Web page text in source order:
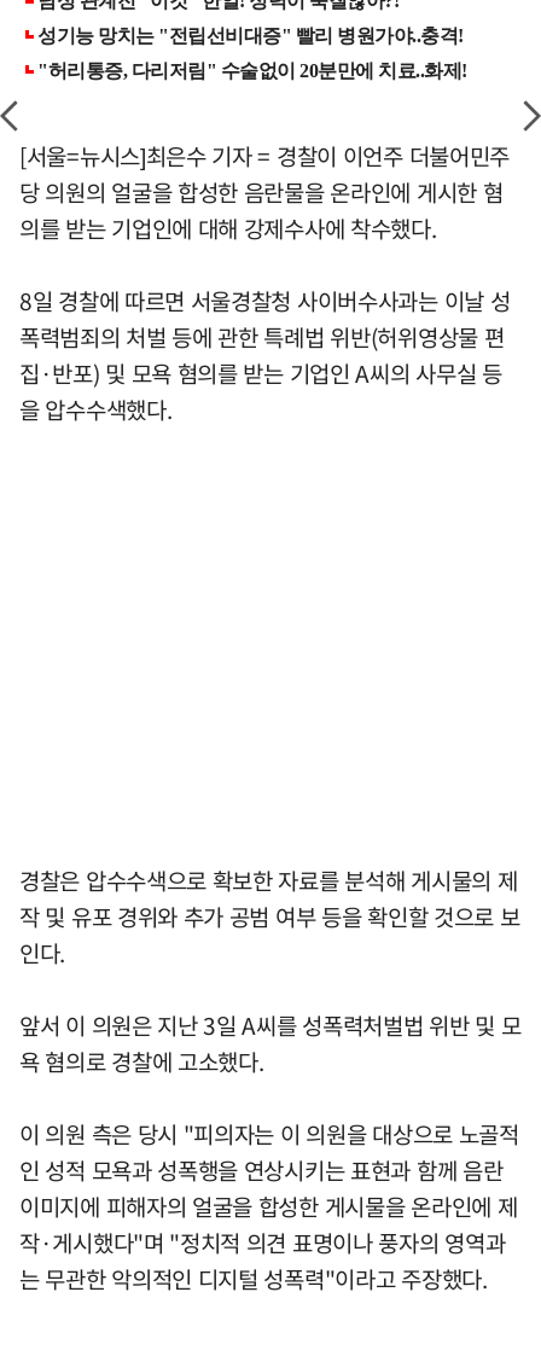
[서울=뉴시스]최은수 기자 = 경찰이 이언주 더불어민주
당 의원의 얼굴을 합성한 음란물을 온라인에 게시한 혐
의를 받는 기업인에 대해 강제수사에 착수했다.
8일 경찰에 따르면 서울경찰청 사이버수사과는 이날 성
폭력범죄의 처벌 등에 관한 특례법 위반(허위영상물 편
집·반포) 및 모욕 혐의를 받는 기업인 A씨의 사무실 등
을 압수수색했다.
경찰은 압수수색으로 확보한 자료를 분석해 게시물의 제
작 및 유포 경위와 추가 공범 여부 등을 확인할 것으로 보
인다.
앞서 이 의원은 지난 3일 A씨를 성폭력처벌법 위반 및 모
욕 혐의로 경찰에 고소했다.
이 의원 측은 당시 "피의자는 이 의원을 대상으로 노골적
인 성적 모욕과 성폭행을 연상시키는 표현과 함께 음란
이미지에 피해자의 얼굴을 합성한 게시물을 온라인에 제
작·게시했다"며 "정치적 의견 표명이나 풍자의 영역과
는 무관한 악의적인 디지털 성폭력"이라고 주장했다.